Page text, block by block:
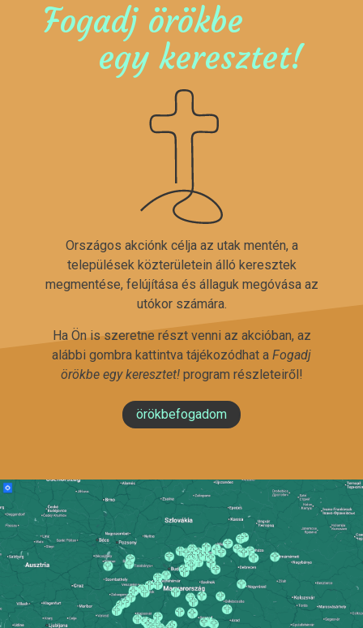
Fogadj örökbe
egy keresztet!
Országos akciónk célja az utak mentén, a
települések közterületein álló keresztek
megmentése, felújítása és állaguk megóvása az
utókor számára.
Ha Ön is szeretne részt venni az akcióban, az
alábbi gombra kattintva tájékozódhat a Fogadj
örökbe egy keresztet!program részleteiről!
örökbefogadom